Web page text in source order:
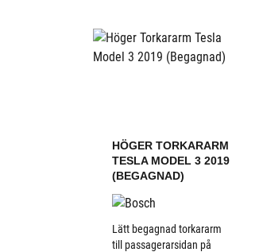
HÖGER TORKARARM
TESLA MODEL 3 2019
(BEGAGNAD)
Lätt begagnad torkararm
till passagerarsidan på